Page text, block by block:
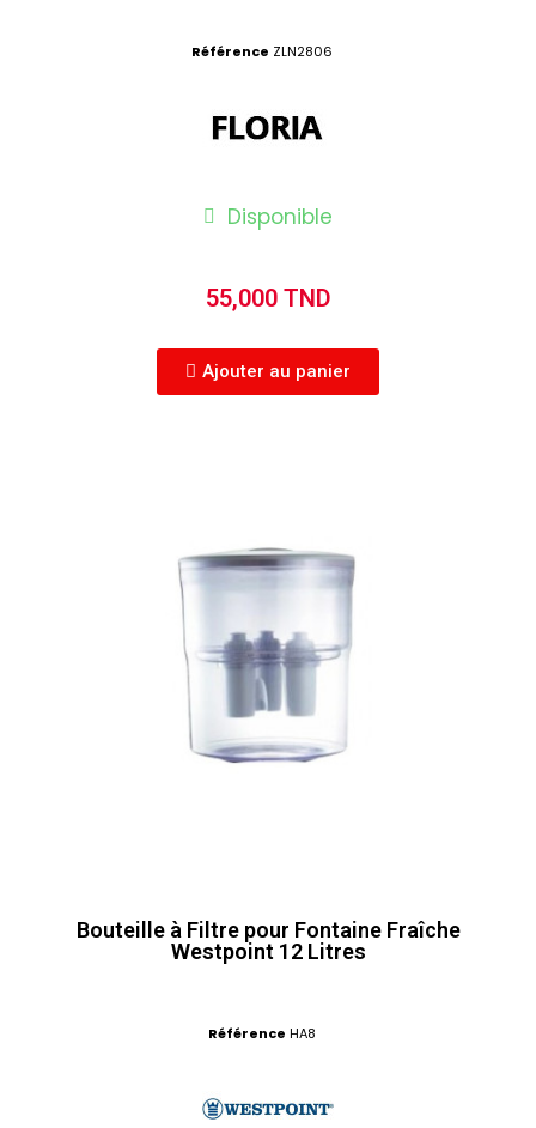
Référence ZLN2806
Disponible
55,000 TND
Ajouter au panier
Bouteille à Filtre pour Fontaine Fraîche
Westpoint 12 Litres
Référence HA8